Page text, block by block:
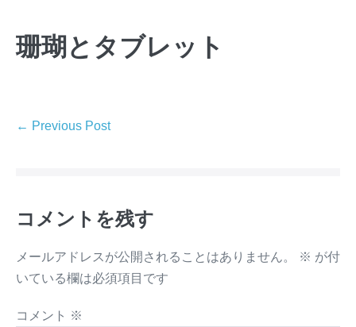
content
珊瑚とタブレット
Post
← Previous Post
コメントを残す
メールアドレスが公開されることはありません。 ※ が付
いている欄は必須項目です
コメント ※